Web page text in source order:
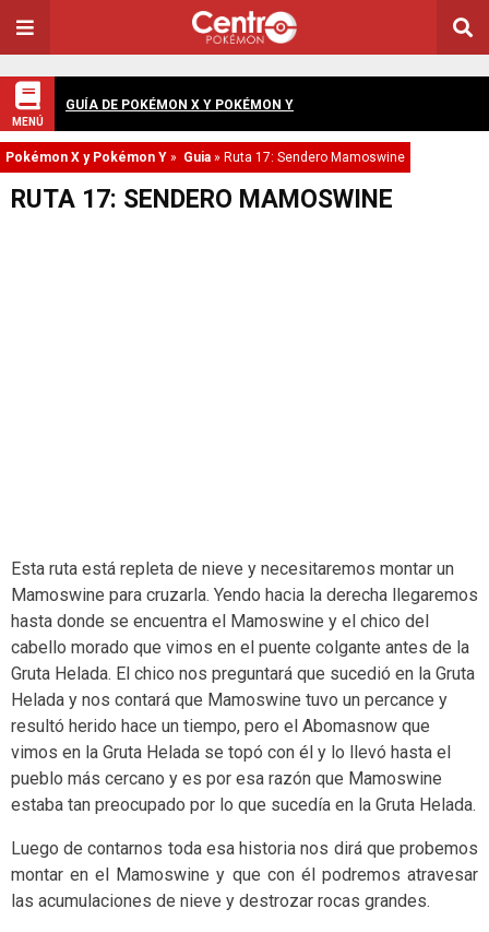
MENÚ
GUÍA DE POKÉMON X Y POKÉMON Y
Pokémon X y Pokémon Y » Guia » Ruta 17: Sendero Mamoswine
RUTA 17: SENDERO MAMOSWINE
Esta ruta está repleta de nieve y necesitaremos montar un
Mamoswine para cruzarla. Yendo hacia la derecha llegaremos
hasta donde se encuentra el Mamoswine y el chico del
cabello morado que vimos en el puente colgante antes de la
Gruta Helada. El chico nos preguntará que sucedió en la Gruta
Helada y nos contará que Mamoswine tuvo un percance y
resultó herido hace un tiempo, pero el Abomasnow que
vimos en la Gruta Helada se topó con él y lo llevó hasta el
pueblo más cercano y es por esa razón que Mamoswine
estaba tan preocupado por lo que sucedía en la Gruta Helada.
Luego de contarnos toda esa historia nos dirá que probemos
montar en el Mamoswine y que con él podremos atravesar
las acumulaciones de nieve y destrozar rocas grandes.